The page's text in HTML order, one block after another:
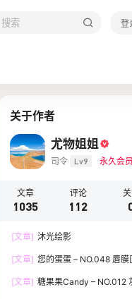
登
关于作者
尤物姐姐
司令 Lv9 永久会员
文章
1035
评论
112
[文章] 沐光绘影
[文章] 您的蛋蛋 – NO.048 唇
[文章] 糖果果Candy – NO.012